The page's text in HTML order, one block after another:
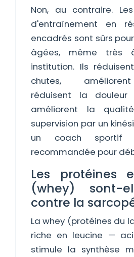
Non, au contraire.
d'entraînement en
encadrés sont sûrs
âgées, même très
institution. Ils
chutes,
réduisent la
améliorent la
supervision par un
un coach sportif
recommandée pour
Les protéines
(whey) sont-
contre la
La whey (protéines du
riche en leucine —
stimule la synthèse